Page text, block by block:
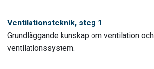
Ventilationsteknik, steg 1
Grundläggande kunskap om ventilation och
ventilationssystem.